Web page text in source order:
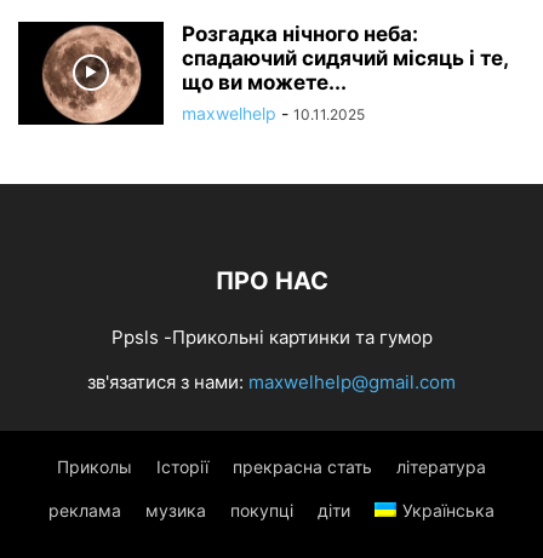
Розгадка нічного неба:
спадаючий сидячий місяць і те,
що ви можете...
maxwelhelp - 10.11.2025
ПРО НАС
Ppsls -Прикольні картинки та гумор
зв'язатися з нами: maxwelhelp@gmail.com
Приколы Історії прекрасна стать література
реклама музика покупці діти Українська